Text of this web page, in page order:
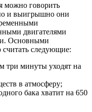
можно говорить
и выигрышно они
двигателями
Основными
следующие:
три минуты уходят на
в атмосферу;
бака хватит на 650